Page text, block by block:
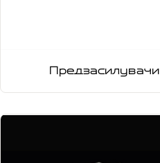
Предзасилувачи